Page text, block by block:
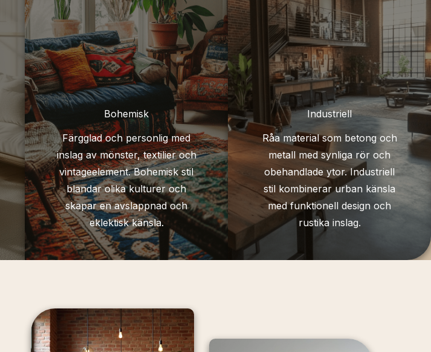
Bohemisk
Färgglad och personlig med
inslag av mönster, textilier och
vintageelement. Bohemisk stil
blandar olika kulturer och
skapar en avslappnad och
eklektisk känsla.
Industriell
Råa material som betong och
metall med synliga rör och
obehandlade ytor. Industriell
stil kombinerar urban känsla
med funktionell design och
rustika inslag.